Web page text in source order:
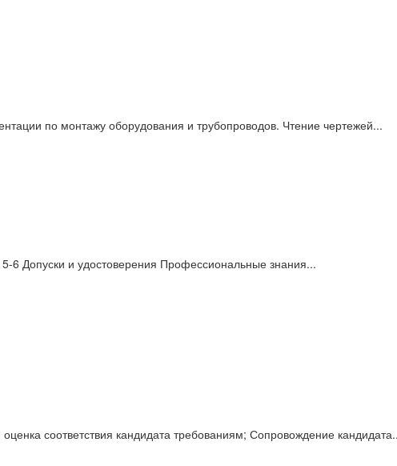
по монтажу оборудования и трубопроводов. Чтение чертежей...
6 Допуски и удостоверения Профессиональные знания...
оценка соответствия кандидата требованиям; Сопровождение